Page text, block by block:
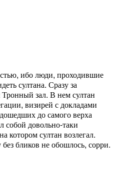
ибо люди, проходившие
султана. Сразу за
зал. В нем султан
визирей с докладами
до самого верха
собой довольно-таки
котором султан возлегал.
бликов не обошлось, сорри.